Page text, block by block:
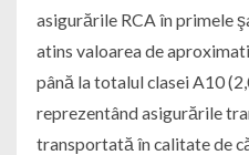
asigurările RCA în primele
atins valoarea de
până la totalul clasei A10
reprezentând asigurările
transportată în calitate de